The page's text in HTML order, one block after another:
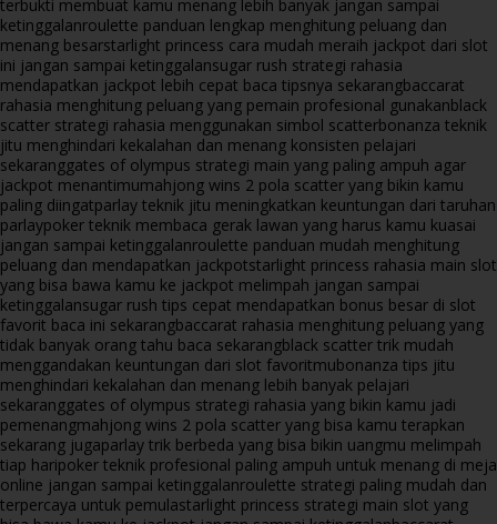
terbukti membuat kamu menang lebih banyak jangan sampai
ketinggalanroulette panduan lengkap menghitung peluang dan
menang besarstarlight princess cara mudah meraih jackpot dari slot
ini jangan sampai ketinggalansugar rush strategi rahasia
mendapatkan jackpot lebih cepat baca tipsnya sekarangbaccarat
rahasia menghitung peluang yang pemain profesional gunakanblack
scatter strategi rahasia menggunakan simbol scatterbonanza teknik
jitu menghindari kekalahan dan menang konsisten pelajari
sekaranggates of olympus strategi main yang paling ampuh agar
jackpot menantimumahjong wins 2 pola scatter yang bikin kamu
paling diingatparlay teknik jitu meningkatkan keuntungan dari taruhan
parlaypoker teknik membaca gerak lawan yang harus kamu kuasai
jangan sampai ketinggalanroulette panduan mudah menghitung
peluang dan mendapatkan jackpotstarlight princess rahasia main slot
yang bisa bawa kamu ke jackpot melimpah jangan sampai
ketinggalansugar rush tips cepat mendapatkan bonus besar di slot
favorit baca ini sekarangbaccarat rahasia menghitung peluang yang
tidak banyak orang tahu baca sekarangblack scatter trik mudah
menggandakan keuntungan dari slot favoritmubonanza tips jitu
menghindari kekalahan dan menang lebih banyak pelajari
sekaranggates of olympus strategi rahasia yang bikin kamu jadi
pemenangmahjong wins 2 pola scatter yang bisa kamu terapkan
sekarang jugaparlay trik berbeda yang bisa bikin uangmu melimpah
tiap haripoker teknik profesional paling ampuh untuk menang di meja
online jangan sampai ketinggalanroulette strategi paling mudah dan
terpercaya untuk pemulastarlight princess strategi main slot yang